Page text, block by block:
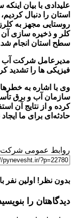
علیدادی با بیان
استان را دنبال
روستایی مجهز به
کلر و ذخیره سازی آن
سطح استان انجام شد
مدیرعامل شرکت آب
فیزیکی ها را تشدید
وی با اشاره به
سازمان آب و برق
کرده و از نتایج آن
حادثه‌ای برای ما
روابط عمومی شرکت
بدون نظر! اولین نفر
دیدگاهتان را